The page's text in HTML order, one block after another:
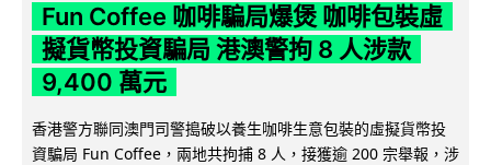
Fun Coffee 咖啡騙局爆煲 咖啡包裝虛
擬貨幣投資騙局 港澳警拘 8 人涉款
9,400 萬元
香港警方聯同澳門司警搗破以養生咖啡生意包裝的虛擬貨幣投
資騙局 Fun Coffee，兩地共拘捕 8 人，接獲逾 200 宗舉報，涉